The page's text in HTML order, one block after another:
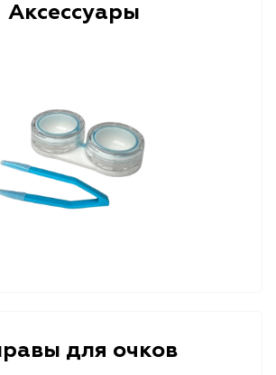
Аксессуары
для очков